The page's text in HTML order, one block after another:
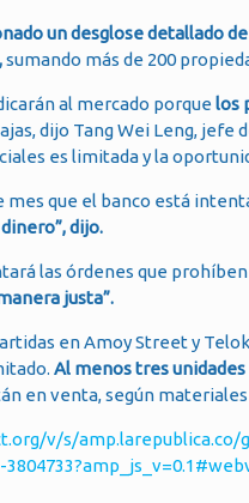
un desglose detallado
sumando más de 200
al mercado porquelos
dijo Tang Wei Leng, jefe
es limitada y la
que el banco está
dijo.
las órdenes que
justa”.
en Amoy Street y
Al menos tres
en venta, según
v/s/